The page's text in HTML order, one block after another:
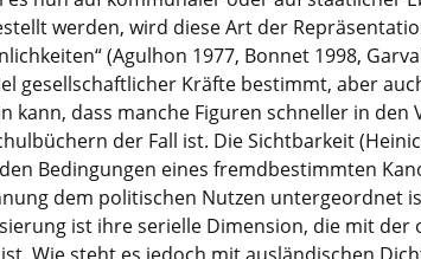
werden, wird diese Art der
(Agulhon 1977, Bonnet 1998,
gesellschaftlicher Kräfte bestimmt, aber
kann, dass manche Figuren schneller in den
der Fall ist. Die Sichtbarkeit
Bedingungen eines fremdbestimmten
dem politischen Nutzen untergeordnet
ist ihre serielle Dimension, die mit der